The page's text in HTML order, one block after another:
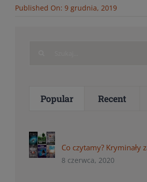
Published On: 9 grudnia, 2019
Popular Recent
Co czytamy? Kryminały
8 czerwca, 2020